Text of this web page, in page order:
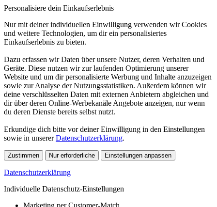
Personalisiere dein Einkaufserlebnis
Nur mit deiner individuellen Einwilligung verwenden wir Cookies
und weitere Technologien, um dir ein personalisiertes
Einkaufserlebnis zu bieten.
Dazu erfassen wir Daten über unsere Nutzer, deren Verhalten und
Geräte. Diese nutzen wir zur laufenden Optimierung unserer
Website und um dir personalisierte Werbung und Inhalte anzuzeigen
sowie zur Analyse der Nutzungsstatistiken. Außerdem können wir
deine verschlüsselten Daten mit externen Anbietern abgleichen und
dir über deren Online-Werbekanäle Angebote anzeigen, nur wenn
du deren Dienste bereits selbst nutzt.
Erkundige dich bitte vor deiner Einwilligung in den Einstellungen
sowie in unsererDatenschutzerklärung.
Zustimmen Nur erforderliche Einstellungen anpassen
Datenschutzerklärung
Individuelle Datenschutz-Einstellungen